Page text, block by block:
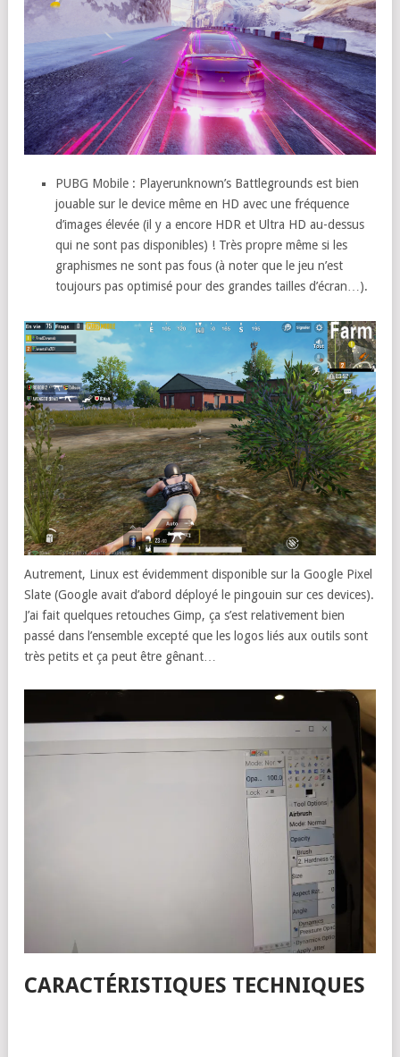
PUBG Mobile : Playerunknown’s Battlegrounds est bien
jouable sur le device même en HD avec une fréquence
d’images élevée (il y a encore HDR et Ultra HD au-dessus
qui ne sont pas disponibles) ! Très propre même si les
graphismes ne sont pas fous (à noter que le jeu n’est
toujours pas optimisé pour des grandes tailles d’écran…).
Autrement, Linux est évidemment disponible sur la Google Pixel
Slate (Google avait d’abord déployé le pingouin sur ces devices).
J’ai fait quelques retouches Gimp, ça s’est relativement bien
passé dans l’ensemble excepté que les logos liés aux outils sont
très petits et ça peut être gênant…
CARACTÉRISTIQUES TECHNIQUES